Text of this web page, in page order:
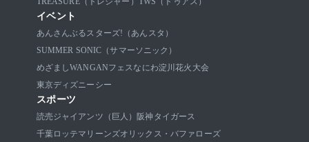
イベント
あんさんぶるスターズ!（あんスタ）
SUMMER SONIC（サマーソニック）
めざましWANGANフェスなにわ淀川花火大会
東京ディズニーシー
スポーツ
読売ジャイアンツ（巨人）
阪神タイガース
千葉ロッテマリーンズオリックス・バファローズ